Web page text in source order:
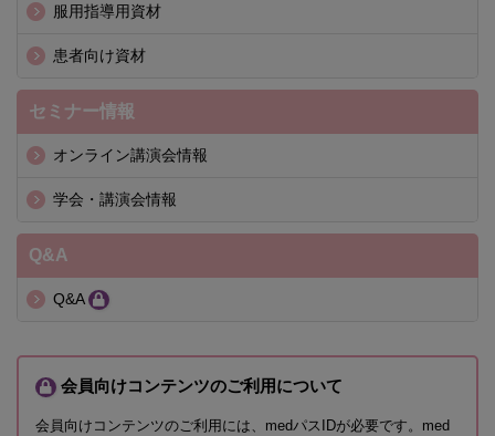
服用指導用資材
患者向け資材
セミナー情報
オンライン講演会情報
学会・講演会情報
Q&A
Q&A
会員向けコンテンツのご利用について
会員向けコンテンツのご利用には、medパスIDが必要です。med